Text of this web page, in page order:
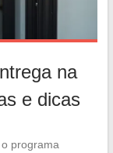
na
e dicas
programa